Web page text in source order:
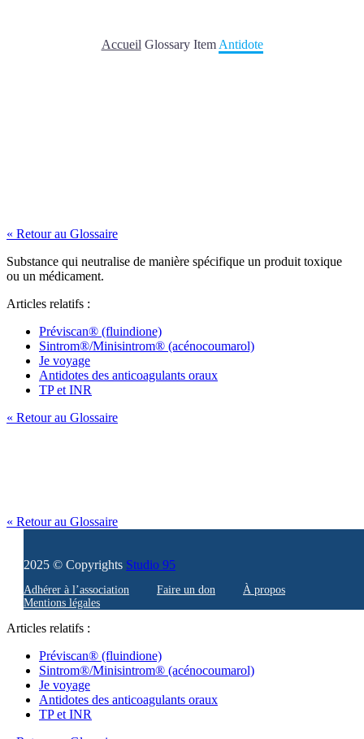
Accueil Glossary Item Antidote
« Retour au Glossaire
Substance qui neutralise de manière spécifique un produit toxique
ou un médicament.
Articles relatifs :
Préviscan® (fluindione)
Sintrom®/Minisintrom® (acénocoumarol)
Je voyage
Antidotes des anticoagulants oraux
TP et INR
« Retour au Glossaire
« Retour au Glossaire
2025 © Copyrights Studio 95
Adhérer à l’association Faire un don
À propos
Mentions légales
Articles relatifs :
Préviscan® (fluindione)
Sintrom®/Minisintrom® (acénocoumarol)
Je voyage
Antidotes des anticoagulants oraux
TP et INR